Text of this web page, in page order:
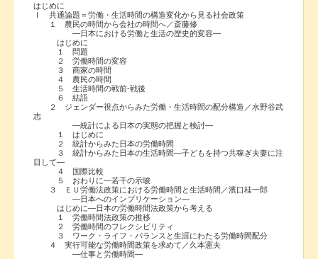
はじめに
Ⅰ 共通論題＝労働・生活時間の構造変化から見る社会政策
１ 農民の時間から会社の時間へ／斎藤修
―日本における労働と生活の歴史的変容―
はじめに
１ 問題
２ 労働時間の変容
３ 商家の時間
４ 農民の時間
５ 生活時間の戦前-戦後
６ 結語
２ ジェンダー視点からみた労働・生活時間の配分構造／水野谷武
志
―統計による日本の実態の把握と検討―
１ はじめに
２ 統計からみた日本の労働時間
３ 統計からみた日本の生活時間―子どもを持つ共稼ぎ夫妻に注
目して―
４ 国際比較
５ おわりに―若干の示唆
３ ＥＵ労働法政策における労働時間と生活時間／濱口桂一郎
―日本へのインプリケーション―
はじめに―日本の労働時間法政策から考える
１ 労働時間法政策の推移
２ 労働時間のフレクシビリティ
３ ワーク・ライフ・バランスと生涯にわたる労働時間配分
４ 実行可能な労働時間政策を求めて／久本憲夫
―仕事と労働時間―